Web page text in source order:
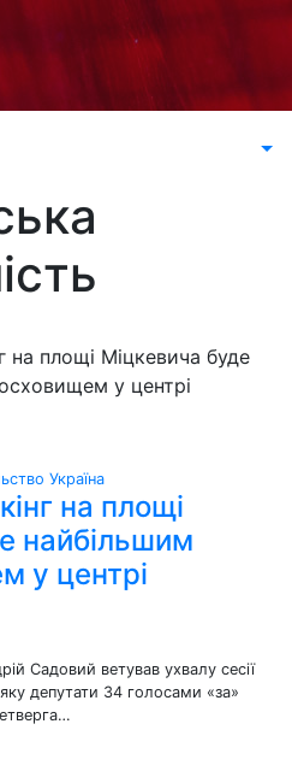
на площі Міцкевича буде
у центрі
Україна
на площі
найбільшим
у центрі
Садовий ветував ухвалу сесії
яку депутати 34 голосами «за»